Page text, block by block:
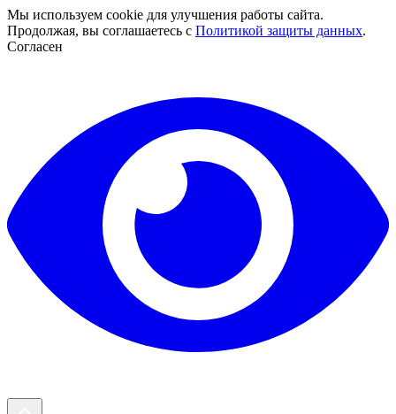
Мы используем cookie для улучшения работы сайта.
Продолжая, вы соглашаетесь с Политикой защиты данных.
Согласен